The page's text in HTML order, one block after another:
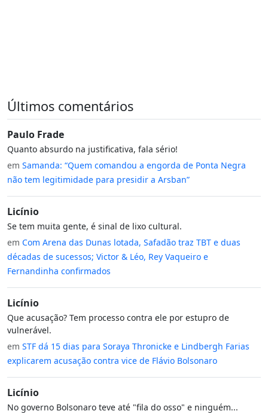
Últimos comentários
Paulo Frade
Quanto absurdo na justificativa, fala sério!
em Samanda: “Quem comandou a engorda de Ponta Negra
não tem legitimidade para presidir a Arsban”
Licínio
Se tem muita gente, é sinal de lixo cultural.
em Com Arena das Dunas lotada, Safadão traz TBT e duas
décadas de sucessos; Victor & Léo, Rey Vaqueiro e
Fernandinha confirmados
Licínio
Que acusação? Tem processo contra ele por estupro de
vulnerável.
em STF dá 15 dias para Soraya Thronicke e Lindbergh Farias
explicarem acusação contra vice de Flávio Bolsonaro
Licínio
No governo Bolsonaro teve até "fila do osso" e ninguém...